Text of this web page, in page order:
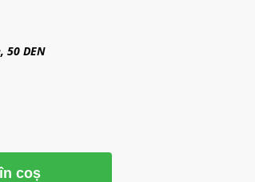
50 DEN
coș